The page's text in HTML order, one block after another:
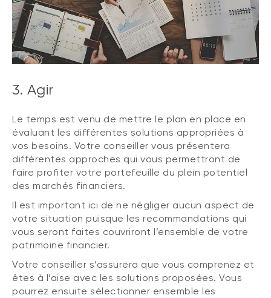
3. Agir
Le temps est venu de mettre le plan en place en
évaluant les différentes solutions appropriées à
vos besoins. Votre conseiller vous présentera
différentes approches qui vous permettront de
faire profiter votre portefeuille du plein potentiel
des marchés financiers.
Il est important ici de ne négliger aucun aspect de
votre situation puisque les recommandations qui
vous seront faites couvriront l’ensemble de votre
patrimoine financier.
Votre conseiller s’assurera que vous comprenez et
êtes à l’aise avec les solutions proposées. Vous
pourrez ensuite sélectionner ensemble les